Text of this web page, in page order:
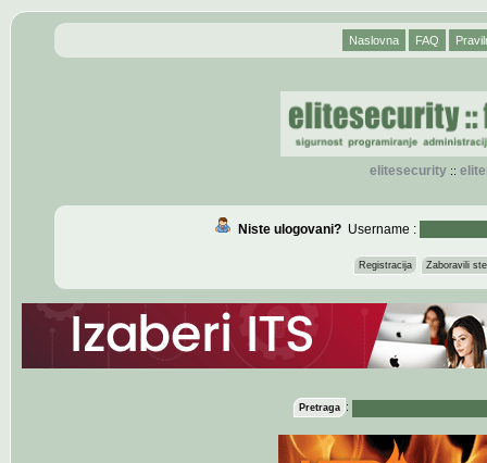
Naslovna FAQ
elitesecurity::
Niste ulogovani?Username :
Registracija Zaboravili
Pretraga :